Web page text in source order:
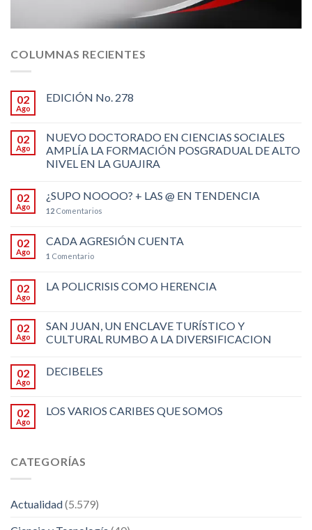
COLUMNAS RECIENTES
02
Ago
EDICIÓN No. 278
02
Ago
NUEVO DOCTORADO EN CIENCIAS SOCIALES
AMPLÍA LA FORMACIÓN POSGRADUAL DE ALTO
NIVEL EN LA GUAJIRA
02
Ago
¿SUPO NOOOO? + LAS @ EN TENDENCIA
12 Comentarios
02
Ago
CADA AGRESIÓN CUENTA
1 Comentario
02
Ago
LA POLICRISIS COMO HERENCIA
02
Ago
SAN JUAN, UN ENCLAVE TURÍSTICO Y
CULTURAL RUMBO A LA DIVERSIFICACION
02
Ago
DECIBELES
02
Ago
LOS VARIOS CARIBES QUE SOMOS
CATEGORÍAS
Actualidad(5.579)